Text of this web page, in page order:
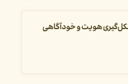
هویت و خودآگاهی